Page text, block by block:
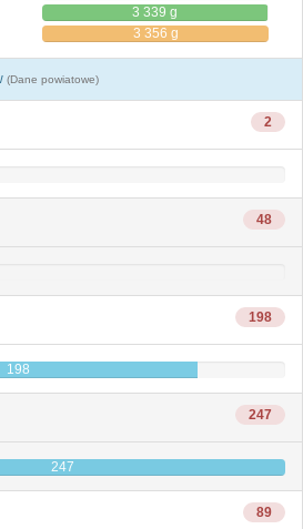
3 339 g
3 356 g
(Dane powiatowe)
2
48
198
198
247
247
89